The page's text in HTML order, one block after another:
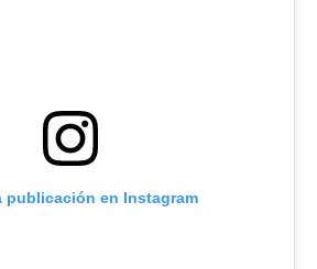
publicación en Instagram